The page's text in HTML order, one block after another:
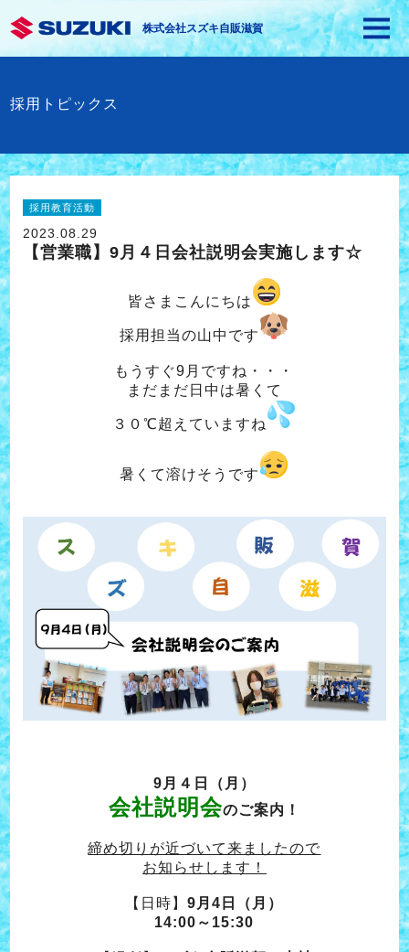
株式会社スズキ自販滋賀
採用トピックス
採用教育活動
2023.08.29
【営業職】9月４日会社説明会実施します☆
皆さまこんにちは
採用担当の山中です
もうすぐ9月ですね・・・
まだまだ日中は暑くて
３０℃超えていますね
暑くて溶けそうです
9月４日（月）
会社説明会のご案内！
締め切りが近づいて来ましたので
お知らせします！
【日時】9月4日（月）
14:00～15:30